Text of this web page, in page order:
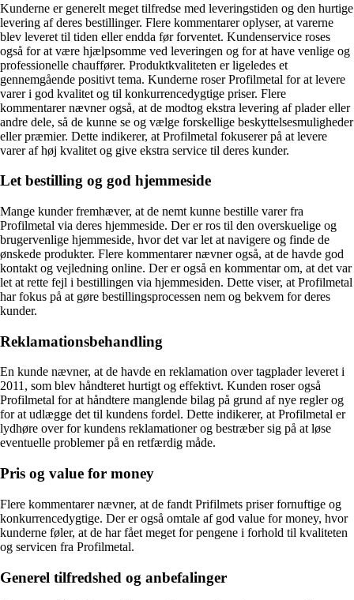
Kunderne er generelt meget tilfredse med leveringstiden og den hurtige
levering af deres bestillinger. Flere kommentarer oplyser, at varerne
blev leveret til tiden eller endda før forventet. Kundenservice roses
også for at være hjælpsomme ved leveringen og for at have venlige og
professionelle chauffører. Produktkvaliteten er ligeledes et
gennemgående positivt tema. Kunderne roser Profilmetal for at levere
varer i god kvalitet og til konkurrencedygtige priser. Flere
kommentarer nævner også, at de modtog ekstra levering af plader eller
andre dele, så de kunne se og vælge forskellige beskyttelsesmuligheder
eller præmier. Dette indikerer, at Profilmetal fokuserer på at levere
varer af høj kvalitet og give ekstra service til deres kunder.
Let bestilling og god hjemmeside
Mange kunder fremhæver, at de nemt kunne bestille varer fra
Profilmetal via deres hjemmeside. Der er ros til den overskuelige og
brugervenlige hjemmeside, hvor det var let at navigere og finde de
ønskede produkter. Flere kommentarer nævner også, at de havde god
kontakt og vejledning online. Der er også en kommentar om, at det var
let at rette fejl i bestillingen via hjemmesiden. Dette viser, at Profilmetal
har fokus på at gøre bestillingsprocessen nem og bekvem for deres
kunder.
Reklamationsbehandling
En kunde nævner, at de havde en reklamation over tagplader leveret i
2011, som blev håndteret hurtigt og effektivt. Kunden roser også
Profilmetal for at håndtere manglende bilag på grund af nye regler og
for at udlægge det til kundens fordel. Dette indikerer, at Profilmetal er
lydhøre over for kundens reklamationer og bestræber sig på at løse
eventuelle problemer på en retfærdig måde.
Pris og value for money
Flere kommentarer nævner, at de fandt Prifilmets priser fornuftige og
konkurrencedygtige. Der er også omtale af god value for money, hvor
kunderne føler, at de har fået meget for pengene i forhold til kvaliteten
og servicen fra Profilmetal.
Generel tilfredshed og anbefalinger